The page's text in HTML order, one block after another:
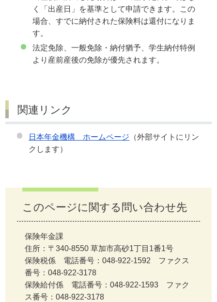
く「出産日」を基準として申請できます。この
場合、すでに納付された保険料は還付になりま
す。
法定免除、一般免除・納付猶予、学生納付特例
より産前産後の免除が優先されます。
関連リンク
日本年金機構 ホームページ （外部サイトにリン
クします）
このページに関する問い合わせ先
保険年金課
住所：〒340-8550 草加市高砂1丁目1番1号
保険税係 電話番号：048-922-1592 ファクス
番号：048-922-3178
保険給付係 電話番号：048-922-1593 ファク
ス番号：048-922-3178